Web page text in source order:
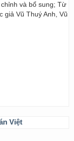
và bổ sung; Từ
giả Vũ Thuý Anh, Vũ
Việt